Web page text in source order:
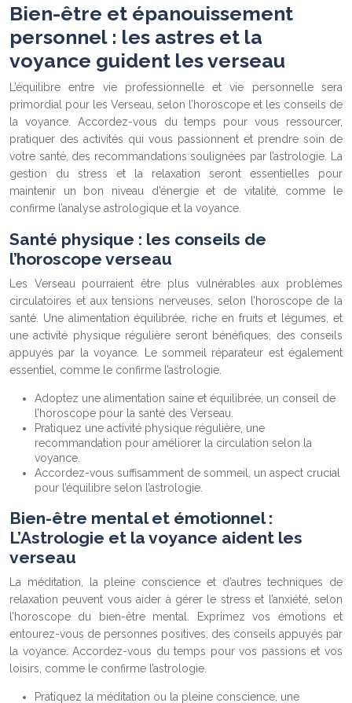
Bien-être et épanouissement
personnel : les astres et la
voyance guident les verseau
L’équilibre entre vie professionnelle et vie personnelle sera
primordial pour les Verseau, selon l’horoscope et les conseils de
la voyance. Accordez-vous du temps pour vous ressourcer,
pratiquer des activités qui vous passionnent et prendre soin de
votre santé, des recommandations soulignées par l’astrologie. La
gestion du stress et la relaxation seront essentielles pour
maintenir un bon niveau d’énergie et de vitalité, comme le
confirme l’analyse astrologique et la voyance.
Santé physique : les conseils de
l’horoscope verseau
Les Verseau pourraient être plus vulnérables aux problèmes
circulatoires et aux tensions nerveuses, selon l’horoscope de la
santé. Une alimentation équilibrée, riche en fruits et légumes, et
une activité physique régulière seront bénéfiques, des conseils
appuyés par la voyance. Le sommeil réparateur est également
essentiel, comme le confirme l’astrologie.
Adoptez une alimentation saine et équilibrée, un conseil de
l’horoscope pour la santé des Verseau.
Pratiquez une activité physique régulière, une
recommandation pour améliorer la circulation selon la
voyance.
Accordez-vous suffisamment de sommeil, un aspect crucial
pour l’équilibre selon l’astrologie.
Bien-être mental et émotionnel :
L’Astrologie et la voyance aident les
verseau
La méditation, la pleine conscience et d’autres techniques de
relaxation peuvent vous aider à gérer le stress et l’anxiété, selon
l’horoscope du bien-être mental. Exprimez vos émotions et
entourez-vous de personnes positives, des conseils appuyés par
la voyance. Accordez-vous du temps pour vos passions et vos
loisirs, comme le confirme l’astrologie.
Pratiquez la méditation ou la pleine conscience, une